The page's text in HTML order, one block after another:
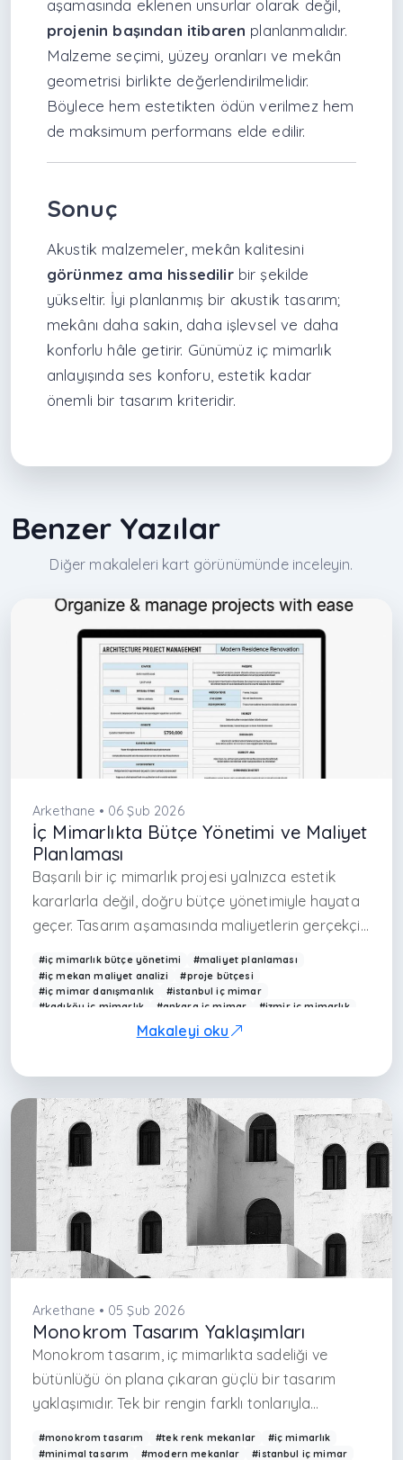
aşamasında eklenen unsurlar olarak değil,
projenin başından itibaren planlanmalıdır.
Malzeme seçimi, yüzey oranları ve mekân
geometrisi birlikte değerlendirilmelidir.
Böylece hem estetikten ödün verilmez hem
de maksimum performans elde edilir.
Sonuç
Akustik malzemeler, mekân kalitesini
görünmez ama hissedilirbir şekilde
yükseltir. İyi planlanmış bir akustik tasarım;
mekânı daha sakin, daha işlevsel ve daha
konforlu hâle getirir. Günümüz iç mimarlık
anlayışında ses konforu, estetik kadar
önemli bir tasarım kriteridir.
Benzer Yazılar
Diğer makaleleri kart görünümünde inceleyin.
Arkethane • 06 Şub 2026
İç Mimarlıkta Bütçe Yönetimi ve Maliyet
Planlaması
Başarılı bir iç mimarlık projesi yalnızca estetik
kararlarla değil, doğru bütçe yönetimiyle hayata
geçer. Tasarım aşamasında maliyetlerin gerçekçi
yaşanabilecek sürpriz harcamaların ve zaman
kayıplarının önüne geçer. İyi planlanmış bir bütçe,
projenin hem kaliteli hem de sürdürülebilir olmasını
#iç mimarlık bütçe yönetimi
#maliyet planlaması
#iç mekan maliyet analizi
#proje bütçesi
#iç mimar danışmanlık
#istanbul iç mimar
#kadıköy iç mimarlık
#ankara iç mimar
#izmir iç mimarlık
Makaleyi oku
Arkethane • 05 Şub 2026
Monokrom Tasarım Yaklaşımları
Monokrom tasarım, iç mimarlıkta sadeliği ve
bütünlüğü ön plana çıkaran güçlü bir tasarım
yaklaşımıdır. Tek bir rengin farklı tonlarıyla
karmaşayı azaltarak daha dengeli ve sofistike bir
#monokrom tasarım #tek renk mekanlar
#iç mimarlık
#minimal tasarım
#modern mekanlar
#istanbul iç mimar